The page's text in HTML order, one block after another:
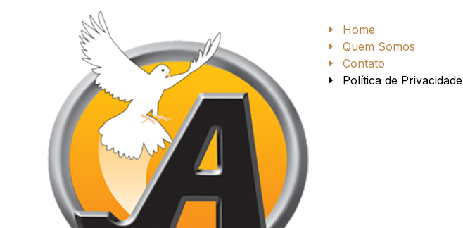
Home
Quem Somos
Contato
Política de Privacidade